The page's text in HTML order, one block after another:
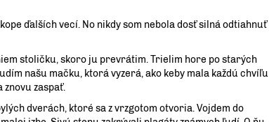
ďalších vecí. No nikdy som nebola dosť silná odtiahnuť
stoličku, skoro ju prevrátim. Trielim hore po starých
našu mačku, ktorá vyzerá, ako keby mala každú chvíľu
znovu zaspať.
dverách, ktoré sa z vrzgotom otvoria. Vojdem do